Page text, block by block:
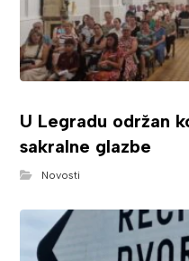
U Legradu održan
sakralne glazbe
Novosti